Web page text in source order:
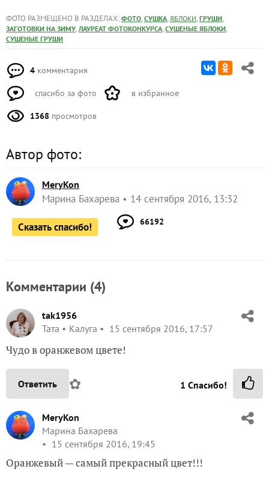
ФОТО РАЗМЕЩЕНО В РАЗДЕЛАХ: ФОТО, СУШКА, ЯБЛОКИ, ГРУШИ,
ЗАГОТОВКИ НА ЗИМУ, ЛАУРЕАТ ФОТОКОНКУРСА, СУШЕНЫЕ ЯБЛОКИ,
СУШЕНЫЕ ГРУШИ
4 комментария
спасибо за фото в избранное
1368 просмотров
Автор фото:
MeryKon
Марина Бахарева 14 сентября 2016, 13:32
Сказать спасибо! 66192
Комментарии (4)
tak1956
Taта
Калуга 15 сентября 2016, 17:57
Чудо в оранжевом цвете!
Ответить ✿ 1 Спасибо!
MeryKon
Марина Бахарева
15 сентября 2016, 19:45
Оранжевый — самый прекрасный цвет!!!